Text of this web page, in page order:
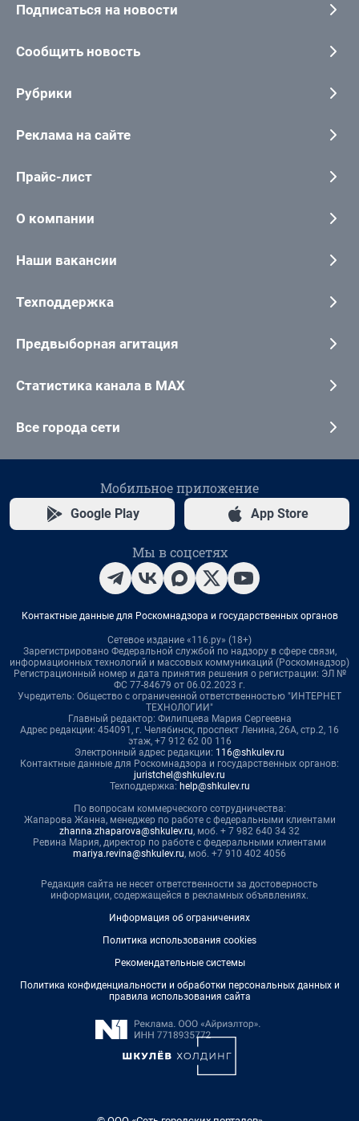
Подписаться на новости
Сообщить новость
Рубрики
Реклама на сайте
Прайс-лист
О компании
Наши вакансии
Техподдержка
Предвыборная агитация
Статистика канала в MAX
Все города сети
Мобильное приложение
Google Play App Store
Мы в соцсетях
Контактные данные для Роскомнадзора и государственных органов
Сетевое издание «116.ру» (18+)
Зарегистрировано Федеральной службой по надзору в сфере связи,
информационных технологий и массовых коммуникаций (Роскомнадзор)
Регистрационный номер и дата принятия решения о регистрации: ЭЛ №
ФС 77-84679 от 06.02.2023 г.
Учредитель: Общество с ограниченной ответственностью "ИНТЕРНЕТ
ТЕХНОЛОГИИ"
Главный редактор: Филипцева Мария Сергеевна
Адрес редакции: 454091, г. Челябинск, проспект Ленина, 26А, стр.2, 16
этаж, +7 912 62 00 116
Электронный адрес редакции: 116@shkulev.ru
Контактные данные для Роскомнадзора и государственных органов:
juristchel@shkulev.ru
Техподдержка: help@shkulev.ru
По вопросам коммерческого сотрудничества:
Жапарова Жанна, менеджер по работе с федеральными клиентами
zhanna.zhaparova@shkulev.ru, моб. + 7 982 640 34 32
Ревина Мария, директор по работе с федеральными клиентами
mariya.revina@shkulev.ru, моб. +7 910 402 4056
Редакция сайта не несет ответственности за достоверность
информации, содержащейся в рекламных объявлениях.
Информация об ограничениях
Политика использования cookies
Рекомендательные системы
Политика конфиденциальности и обработки персональных данных и
правила использования сайта